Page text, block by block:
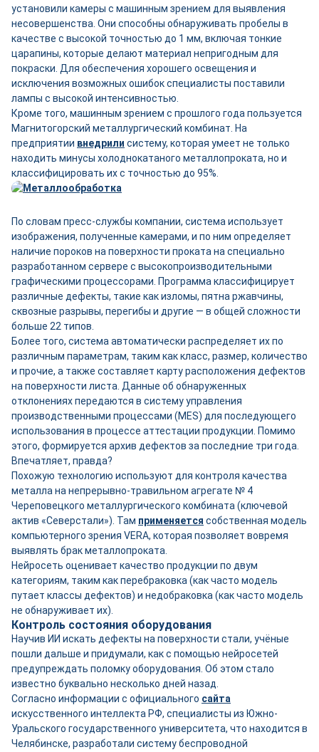
установили камеры с машинным зрением для выявления
несовершенства. Они способны обнаруживать пробелы в
качестве с высокой точностью до 1 мм, включая тонкие
царапины, которые делают материал непригодным для
покраски. Для обеспечения хорошего освещения и
исключения возможных ошибок специалисты поставили
лампы с высокой интенсивностью.
Кроме того, машинным зрением с прошлого года пользуется
Магнитогорский металлургический комбинат. На
предприятии внедрили систему, которая умеет не только
находить минусы холоднокатаного металлопроката, но и
классифицировать их с точностью до 95%.
По словам пресс-службы компании, система использует
изображения, полученные камерами, и по ним определяет
наличие пороков на поверхности проката на специально
разработанном сервере с высокопроизводительными
графическими процессорами. Программа классифицирует
различные дефекты, такие как изломы, пятна ржавчины,
сквозные разрывы, перегибы и другие — в общей сложности
больше 22 типов.
Более того, система автоматически распределяет их по
различным параметрам, таким как класс, размер, количество
и прочие, а также составляет карту расположения дефектов
на поверхности листа. Данные об обнаруженных
отклонениях передаются в систему управления
производственными процессами (MES) для последующего
использования в процессе аттестации продукции. Помимо
этого, формируется архив дефектов за последние три года.
Впечатляет, правда?
Похожую технологию используют для контроля качества
металла на непрерывно-травильном агрегате № 4
Череповецкого металлургического комбината (ключевой
актив «Северстали»). Там применяется собственная модель
компьютерного зрения VERA, которая позволяет вовремя
выявлять брак металлопроката.
Нейросеть оценивает качество продукции по двум
категориям, таким как перебраковка (как часто модель
путает классы дефектов) и недобраковка (как часто модель
не обнаруживает их).
Контроль состояния оборудования
Научив ИИ искать дефекты на поверхности стали, учёные
пошли дальше и придумали, как с помощью нейросетей
предупреждать поломку оборудования. Об этом стало
известно буквально несколько дней назад.
Согласно информации с официального сайта
искусственного интеллекта РФ, специалисты из Южно-
Уральского государственного университета, что находится в
Челябинске, разработали систему беспроводной